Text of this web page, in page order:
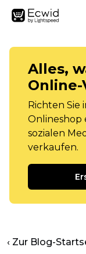
Alles,
Richten Sie
Onlineshop
sozialen
verkaufen.
‹ Zur Blog-